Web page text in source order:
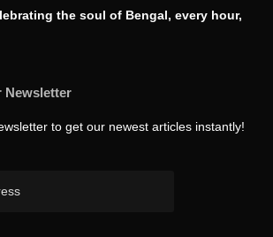
the soul of Bengal, every hour,
Newsletter
to get our newest articles instantly!